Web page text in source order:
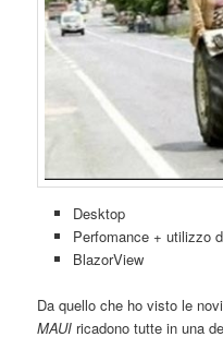
Desktop
Perfomance + utilizzo
BlazorView
Da quello che ho visto le
MAUI ricadono tutte in una